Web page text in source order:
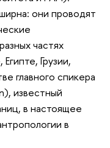
они проводят
частях
Грузии,
главного спикера
известный
в настоящее
в